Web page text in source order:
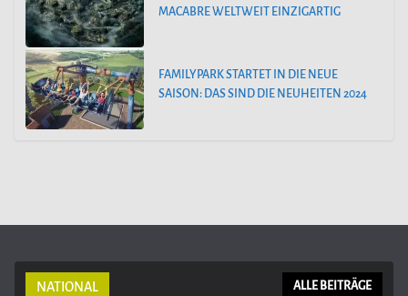
MACABRE WELTWEIT EINZIGARTIG
FAMILYPARK STARTET IN DIE NEUE
SAISON: DAS SIND DIE NEUHEITEN 2024
NATIONAL ALLE BEITRÄGE